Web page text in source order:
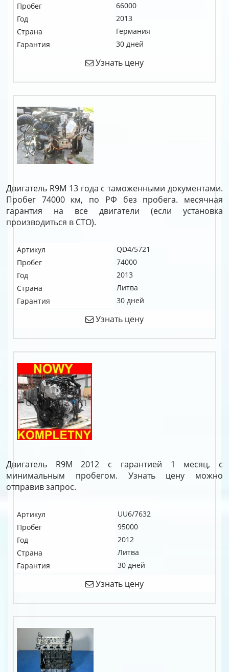
Пробег
66000
Год
2013
Страна
Германия
Гарантия
30 дней
Узнать цену
Двигатель R9M 13 года с таможенными документами.
Пробег 74000 км, по РФ без пробега. месячная
гарантия на все двигатели (если установка
производиться в СТО).
Артикул
QD4/5721
Пробег
74000
Год
2013
Страна
Литва
Гарантия
30 дней
Узнать цену
Двигатель R9M 2012 с гарантией 1 месяц, с
минимальным пробегом. Узнать цену можно
отправив запрос.
Артикул
UU6/7632
Пробег
95000
Год
2012
Страна
Литва
Гарантия
30 дней
Узнать цену